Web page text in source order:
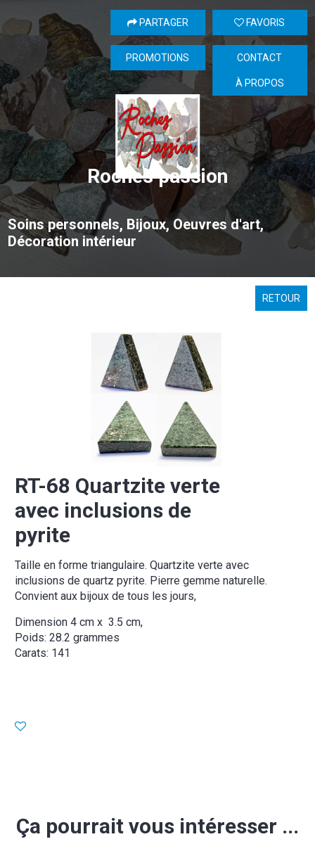
Roches passion
Soins personnels, Bijoux, Oeuvres d'art,
Décoration intérieur
FAVORIS
PARTAGER
CONTACT
PROMOTIONS
À PROPOS
RETOUR
RT-68 Quartzite verte
avec inclusions de
pyrite
Taille en forme triangulaire. Quartzite verte avec
inclusions de quartz pyrite. Pierre gemme naturelle.
Convient aux bijoux de tous les jours,
Dimension 4 cm x 3.5 cm,
Poids: 28.2 grammes
Carats: 141
Ça pourrait vous intéresser ...